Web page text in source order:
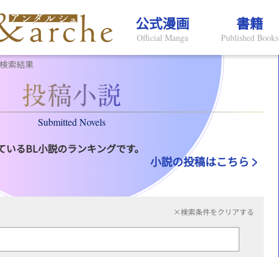
公式漫画
Official Manga
書籍
Published Books
索結果
Submitted Novels
いるBL小説のランキングです。
小説の投稿はこちら
×検索条件をクリアする